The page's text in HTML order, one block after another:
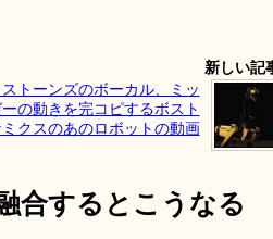
新しい記
トーンズのボーカル、ミッ
の動きを完コピするボスト
クスのあのロボットの動画
合するとこうなる